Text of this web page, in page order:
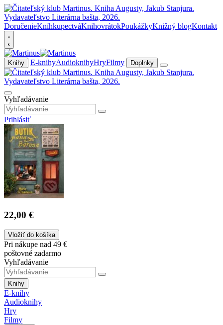
DoručenieKníhkupectváKnihovrátokPoukážkyKnižný blogKontakt
Knihy E-knihyAudioknihyHryFilmy Doplnky
Vyhľadávanie
Prihlásiť
22,00 €
Vložiť do košíka
Pri nákupe nad 49 €
poštovné zadarmo
Vyhľadávanie
Knihy
E-knihy
Audioknihy
Hry
Filmy